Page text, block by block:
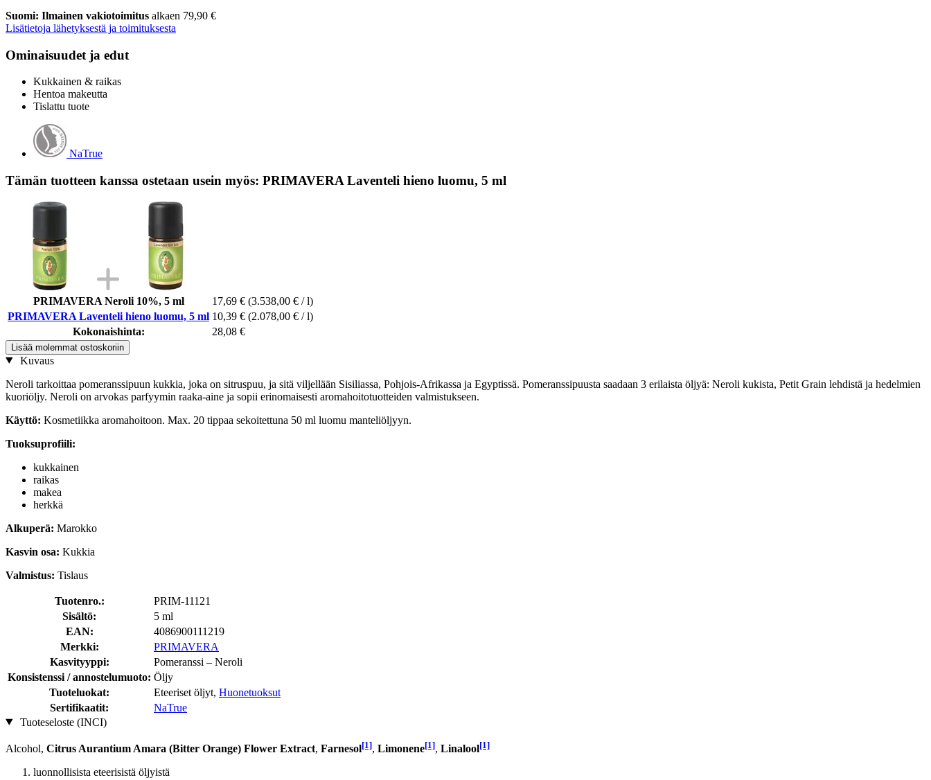
Suomi: Ilmainen vakiotoimitus alkaen 79,90 €
Lisätietoja lähetyksestä ja toimituksesta
Ominaisuudet ja edut
Kukkainen & raikas
Hentoa makeutta
Tislattu tuote
NaTrue
Tämän tuotteen kanssa ostetaan usein myös: PRIMAVERA Laventeli hieno luomu, 5 ml
PRIMAVERA Neroli 10%, 5 ml 17,69 € (3.538,00 € / l)
PRIMAVERA Laventeli hieno luomu, 5 ml 10,39 € (2.078,00 € / l)
Kokonaishinta:
28,08 €
Lisää molemmat ostoskoriin
Kuvaus
Neroli tarkoittaa pomeranssipuun kukkia, joka on sitruspuu, ja sitä viljellään Sisiliassa, Pohjois-Afrikassa ja Egyptissä. Pomeranssipuusta saadaan 3 erilaista öljyä: Neroli kukista, Petit Grain lehdistä ja hedelmien
kuoriöljy. Neroli on arvokas parfyymin raaka-aine ja sopii erinomaisesti aromahoitotuotteiden valmistukseen.
Käyttö: Kosmetiikka aromahoitoon. Max. 20 tippaa sekoitettuna 50 ml luomu manteliöljyyn.
Tuoksuprofiili:
kukkainen
raikas
makea
herkkä
Alkuperä: Marokko
Kasvin osa: Kukkia
Valmistus: Tislaus
Tuotenro.:
PRIM-11121
Sisältö:
5 ml
EAN:
4086900111219
Merkki:
PRIMAVERA
Kasvityyppi:
Pomeranssi – Neroli
Konsistenssi / annostelumuoto: Öljy
Tuoteluokat:
Eteeriset öljyt, Huonetuoksut
Sertifikaatit:
NaTrue
Tuoteseloste (INCI)
Alcohol, Citrus Aurantium Amara (Bitter Orange) Flower Extract, Farnesol[1], Limonene[1], Linalool[1]
luonnollisista eteerisistä öljyistä